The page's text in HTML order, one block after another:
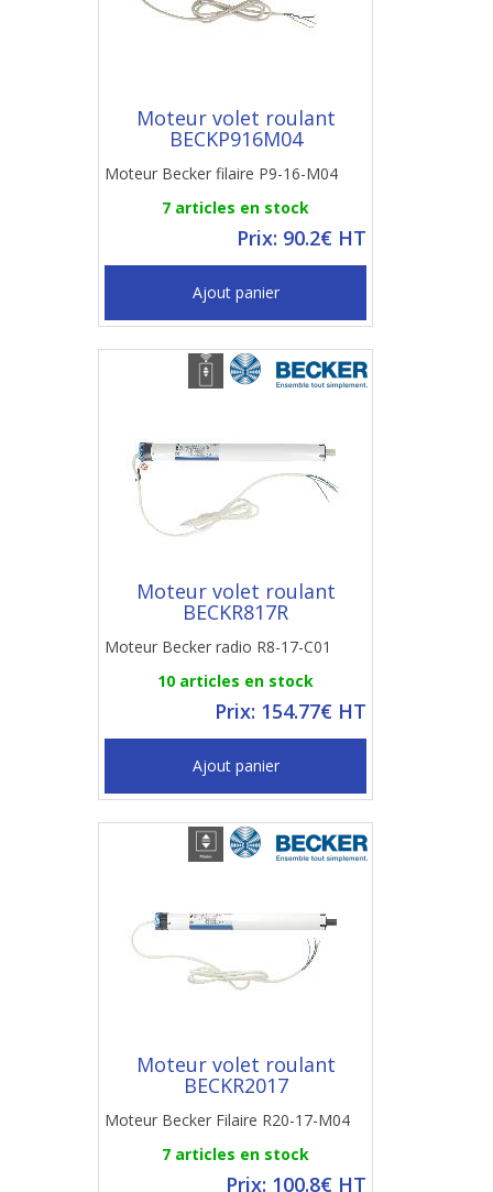
Moteur volet roulant
BECKP916M04
Moteur Becker filaire P9-16-M04
7 articles en stock
Prix: 90.2€ HT
Ajout panier
Moteur volet roulant
BECKR817R
Moteur Becker radio R8-17-C01
10 articles en stock
Prix: 154.77€ HT
Ajout panier
Moteur volet roulant
BECKR2017
Moteur Becker Filaire R20-17-M04
7 articles en stock
Prix: 100.8€ HT